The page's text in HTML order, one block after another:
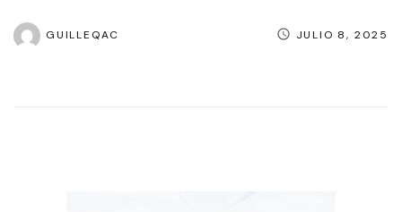
GUILLEQAC JULIO 8, 2025